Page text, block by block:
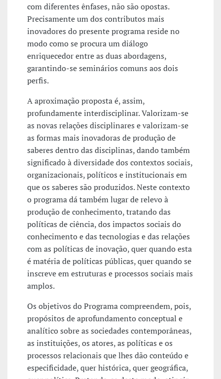
com diferentes ênfases, não são opostas.
Precisamente um dos contributos mais
inovadores do presente programa reside no
modo como se procura um diálogo
enriquecedor entre as duas abordagens,
garantindo-se seminários comuns aos dois
perfis.
A aproximação proposta é, assim,
profundamente interdisciplinar. Valorizam-se
as novas relações disciplinares e valorizam-se
as formas mais inovadoras de produção de
saberes dentro das disciplinas, dando também
significado à diversidade dos contextos sociais,
organizacionais, políticos e institucionais em
que os saberes são produzidos. Neste contexto
o programa dá também lugar de relevo à
produção de conhecimento, tratando das
políticas de ciência, dos impactos sociais do
conhecimento e das tecnologias e das relações
com as políticas de inovação, quer quando esta
é matéria de políticas públicas, quer quando se
inscreve em estruturas e processos sociais mais
amplos.
Os objetivos do Programa compreendem, pois,
propósitos de aprofundamento conceptual e
analítico sobre as sociedades contemporâneas,
as instituições, os atores, as políticas e os
processos relacionais que lhes dão conteúdo e
especificidade, quer histórica, quer geográfica,